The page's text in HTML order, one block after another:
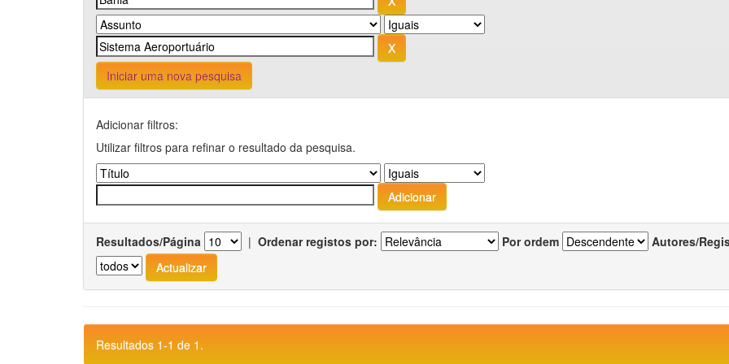
Iniciar uma nova pesquisa
Adicionar filtros:
Utilizar filtros para refinar o resultado da pesquisa.
Resultados/Página | Ordenar registos por: Por ordem Autores/
Resultados 1-1 de 1.